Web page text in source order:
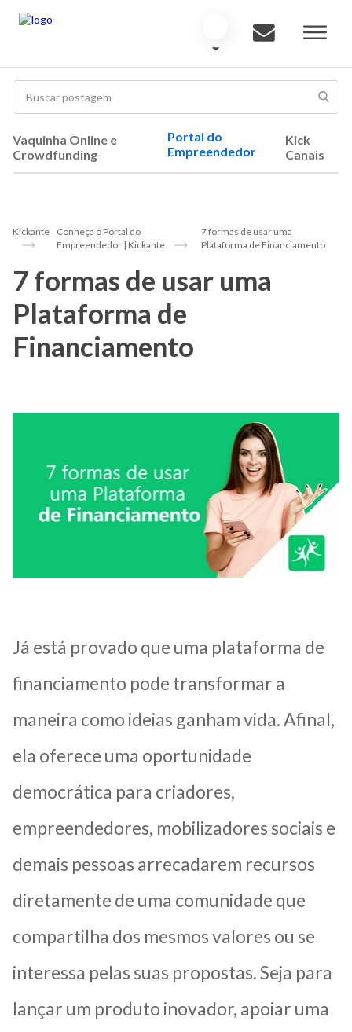
Vaquinha Online e
Crowdfunding
Portal do
Empreendedor
Kick
Canais
Kickante
Conheça o Portal do
Empreendedor | Kickante
7 formas de usar uma
Plataforma de Financiamento
7 formas de usar uma
Plataforma de
Financiamento
Já está provado que uma plataforma de
financiamento pode transformar a
maneira como ideias ganham vida. Afinal,
ela oferece uma oportunidade
democrática para criadores,
empreendedores, mobilizadores sociais e
demais pessoas arrecadarem recursos
diretamente de uma comunidade que
compartilha dos mesmos valores ou se
interessa pelas suas propostas. Seja para
lançar um produto inovador, apoiar uma